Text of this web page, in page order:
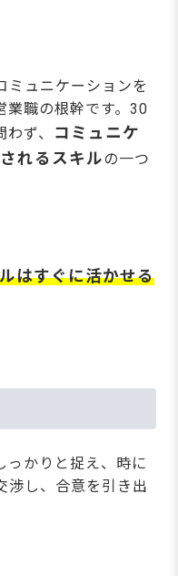
ミュニケーションを
業職の根幹です。30
ず、
コミュニケ
れるスキルの一つ
はすぐに活かせる
っかりと捉え、時に
渉し、合意を引き出